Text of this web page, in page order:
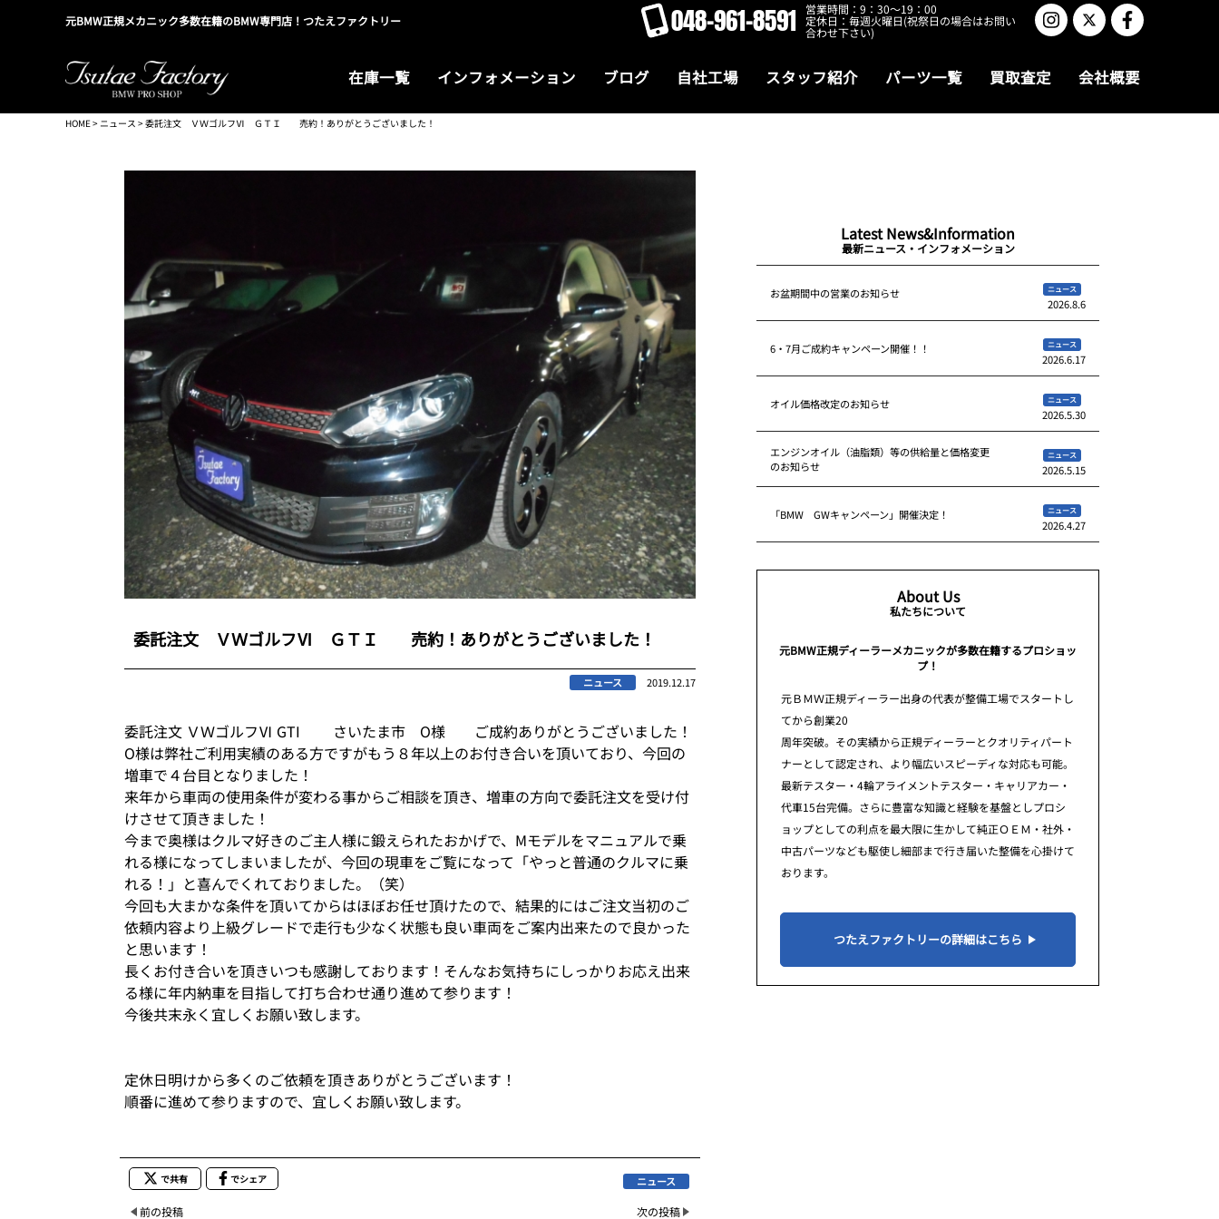
元BMW正規メカニック多数在籍のBMW専門店！つたえファクトリー 048-961-8591 営業時間：9：30～19：00
定休日：毎週火曜日(祝祭日の場合はお問い
合わせ下さい)
在庫一覧 インフォメーション ブログ 自社工場 スタッフ紹介 パーツ一覧 買取査定 会社概要
HOME> ニュース > 委託注文 ＶＷゴルフⅥ ＧＴＩ 売約！ありがとうございました！
委託注文 ＶＷゴルフⅥ ＧＴＩ 売約！ありがとうございました！
ニュース 2019.12.17
委託注文 ＶＷゴルフⅥ GTI さいたま市 O様 ご成約ありがとうございました！
O様は弊社ご利用実績のある方ですがもう８年以上のお付き合いを頂いており、今回の
増車で４台目となりました！
来年から車両の使用条件が変わる事からご相談を頂き、増車の方向で委託注文を受け付
けさせて頂きました！
今まで奥様はクルマ好きのご主人様に鍛えられたおかげで、Mモデルをマニュアルで乗
れる様になってしまいましたが、今回の現車をご覧になって「やっと普通のクルマに乗
れる！」と喜んでくれておりました。（笑）
今回も大まかな条件を頂いてからはほぼお任せ頂けたので、結果的にはご注文当初のご
依頼内容より上級グレードで走行も少なく状態も良い車両をご案内出来たので良かった
と思います！
長くお付き合いを頂きいつも感謝しております！そんなお気持ちにしっかりお応え出来
る様に年内納車を目指して打ち合わせ通り進めて参ります！
今後共末永く宜しくお願い致します。
定休日明けから多くのご依頼を頂きありがとうございます！
順番に進めて参りますので、宜しくお願い致します。
で共有 でシェア ニュース
前の投稿 次の投稿
Latest News&Information
最新ニュース・インフォメーション
お盆期間中の営業のお知らせ ニュース
2026.8.6
6・7月ご成約キャンペーン開催！！ ニュース
2026.6.17
オイル価格改定のお知らせ ニュース
2026.5.30
エンジンオイル（油脂類）等の供給量と価格変更
のお知らせ
ニュース
2026.5.15
「BMW GWキャンペーン」開催決定！ ニュース
2026.4.27
About Us
私たちについて
元BMW正規ディーラーメカニックが多数在籍するプロショッ
プ！
元ＢＭＷ正規ディーラー出身の代表が整備工場でスタートし
てから創業20
周年突破。その実績から正規ディーラーとクオリティパート
ナーとして認定され、より幅広いスピーディな対応も可能。
最新テスター・4輪アライメントテスター・キャリアカー・
代車15台完備。さらに豊富な知識と経験を基盤としプロシ
ョップとしての利点を最大限に生かして純正ＯＥＭ・社外・
中古パーツなども駆使し細部まで行き届いた整備を心掛けて
おります。
つたえファクトリーの詳細はこちら